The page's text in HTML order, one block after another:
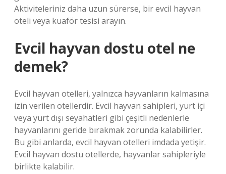
Aktiviteleriniz daha uzun sürerse, bir evcil hayvan
oteli veya kuaför tesisi arayın.
Evcil hayvan dostu otel ne
demek?
Evcil hayvan otelleri, yalnızca hayvanların kalmasına
izin verilen otellerdir. Evcil hayvan sahipleri, yurt içi
veya yurt dışı seyahatleri gibi çeşitli nedenlerle
hayvanlarını geride bırakmak zorunda kalabilirler.
Bu gibi anlarda, evcil hayvan otelleri imdada yetişir.
Evcil hayvan dostu otellerde, hayvanlar sahipleriyle
birlikte kalabilir.